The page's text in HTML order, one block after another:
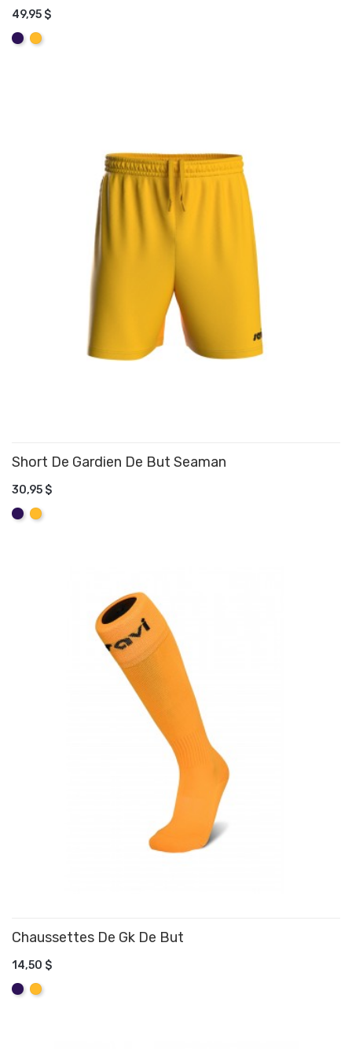
49,95 $
MauveJaune
AJOUTER AU PANIER
Short De Gardien De But Seaman
30,95 $
MauveJaune
AJOUTER AU PANIER
Chaussettes De Gk De But
14,50 $
MauveJaune
AJOUTER AU PANIER